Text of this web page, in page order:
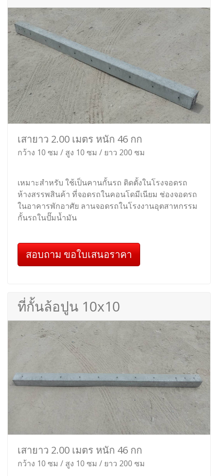
เสายาว 2.00 เมตร หนัก 46 กก
กว้าง 10 ซม / สูง 10 ซม / ยาว 200 ซม
เหมาะสำหรับ ใช้เป็นคานกั้นรถ ติดตั้งในโรงจอดรถ
ห้างสรรพสินค้า ที่จอดรถในคอนโดมีเนียม ช่องจอดรถ
ในอาคารพักอาศัย ลานจอดรถในโรงงานอุตสาหกรรม
กั้นรถในปั๊มน้ำมัน
สอบถาม ขอใบเสนอราคา
ที่กั้นล้อปูน 10x10
เสายาว 2.00 เมตร หนัก 46 กก
กว้าง 10 ซม / สูง 10 ซม / ยาว 200 ซม